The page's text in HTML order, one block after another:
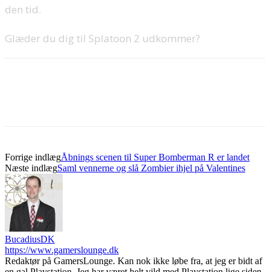
den tid.
Glæder du dig til Splatoon 2 udkommer?
Forrige indlægÅbnings scenen til Super Bomberman R er landet
Næste indlægSaml vennerne og slå Zombier ihjel på Valentines
BucadiusDK
https://www.gamerslounge.dk
Redaktør på GamersLounge. Kan nok ikke løbe fra, at jeg er bidt af